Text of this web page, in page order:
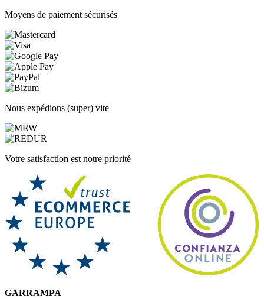
Moyens de paiement sécurisés
Nous expédions (super) vite
Votre satisfaction est notre priorité
GARRAMPA